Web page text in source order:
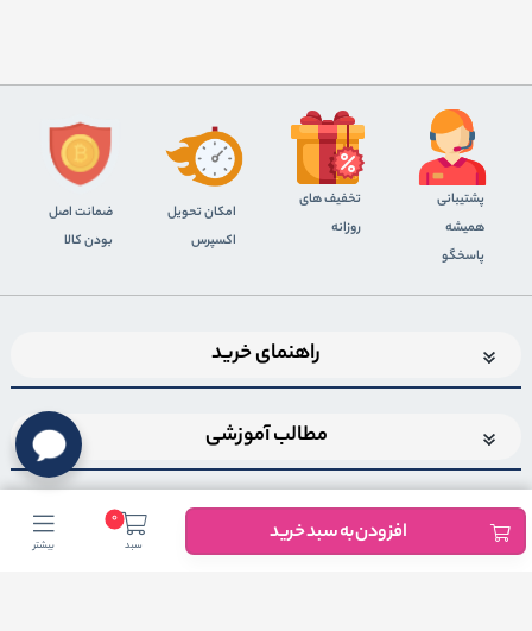
افزودن به سبد خرید 0
سبد بیشتر
پشتیبانی
همیشه
پاسخگو
تخفیف های
روزانه
اﻣﮑﺎن ﺗﺤﻮﯾﻞ
اﮐﺴﭙﺮس
ضمانت اصل
بودن کالا
راهنمای خرید
مطالب آموزشی